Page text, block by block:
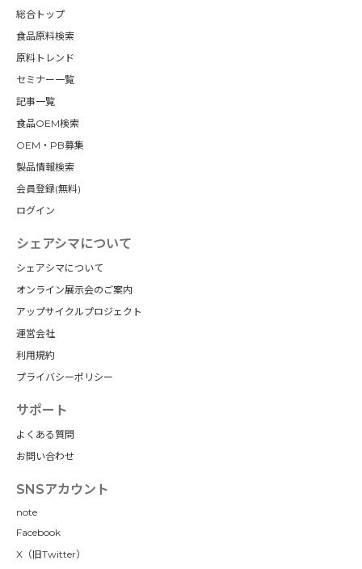
総合トップ
食品原料検索
原料トレンド
セミナー一覧
記事一覧
食品OEM検索
OEM・PB募集
製品情報検索
会員登録(無料)
ログイン
シェアシマについて
シェアシマについて
オンライン展示会のご案内
アップサイクルプロジェクト
運営会社
利用規約
プライバシーポリシー
サポート
よくある質問
お問い合わせ
SNSアカウント
note
Facebook
X（旧Twitter）